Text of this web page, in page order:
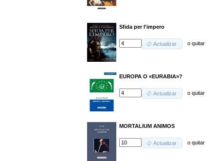
Sfida per l'impero
Actualizar oquitar
EUROPA O «EURABIA»?
Actualizar oquitar
MORTALIUM ANIMOS
Actualizar oquitar